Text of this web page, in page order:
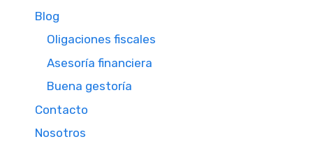
Blog
Oligaciones fiscales
Asesoría financiera
Buena gestoría
Contacto
Nosotros